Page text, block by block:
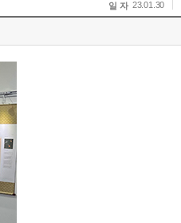
일 자 23.01.30